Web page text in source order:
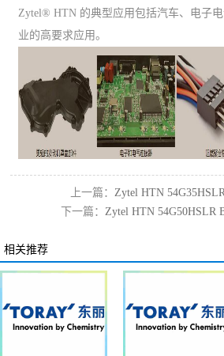
Zytel® HTN 的典型应用包括汽车、电子
业的高要求应用。
上一篇： Zytel HTN
下一篇： Zytel HTN 54G50HSLR
相关推荐